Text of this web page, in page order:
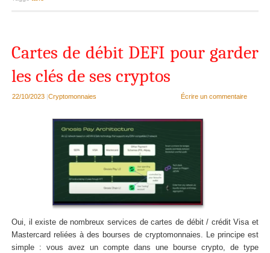
Cartes de débit DEFI pour garder
les clés de ses cryptos
22/10/2023 |Cryptomonnaies Écrire un commentaire
Oui, il existe de nombreux services de cartes de débit / crédit Visa et
Mastercard reliées à des bourses de cryptomonnaies. Le principe est
simple : vous avez un compte dans une bourse crypto, de type